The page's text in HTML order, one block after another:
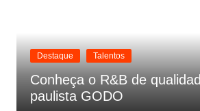
Destaque Talentos
Conheça o R&B de
paulista GODO